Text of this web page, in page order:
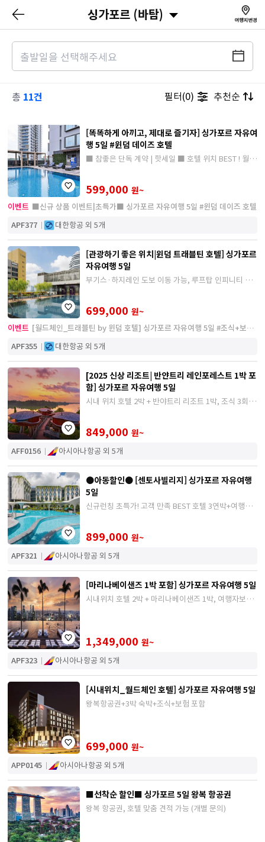
싱가포르 (바탐)
총 11건 추천순
필터(0)
[똑똑하게 아끼고, 제대로 즐기자] 싱가포르 자유여
행 5일 #윈덤 데이즈 호텔
■ 참좋은 단독 계약 | 핫세일 ■ 호텔 위치 BEST ! 월드
599,000 원~
이벤트 ■신규 상품 이벤트|초특가■ 싱가포르 자유여행 5일 #윈덤 데이즈 호텔
APF377
대한항공 외 5개
[관광하기 좋은 위치|윈덤 트래블틴 호텔] 싱가포르
자유여행 5일
부기스·하지레인 도보 이동 가능, 루프탑 인피니티 풀
699,000 원~
이벤트 [월드체인_트래블틴 by 윈덤 호텔] 싱가포르 자유여행 5일 #조식+보험
포함 #A330대형기종
APF355 대한항공 외 5개
[2025 신상 리조트| 반얀트리 레인포레스트 1박 포
함] 싱가포르 자유여행 5일
시내 위치 호텔 2박 + 반야트리 리조트 1박, 조식 3회,
849,000 원~
AFF0156 아시아나항공 외 5개
●아동할인● [센토사빌리지] 싱가포르 자유여행
5일
신규런칭 초특가! 고객 만족 BEST 호텔 3연박+여행자
899,000 원~
APF321 아시아나항공 외 5개
[마리나베이샌즈 1박 포함] 싱가포르 자유여행 5일
시내위치 호텔 2박 + 마리나베이샌즈 1박, 여행자보험
1,349,000 원~
APF323 아시아나항공 외 5개
[시내위치_월드체인 호텔] 싱가포르 자유여행 5일
왕복항공권+3박 숙박+조식+보험 포함
699,000 원~
APP0145 아시아나항공 외 5개
■선착순 할인■ 싱가포르 5일 왕복 항공권
왕복 항공권, 호텔 맞춤 견적 가능 (개별 문의)